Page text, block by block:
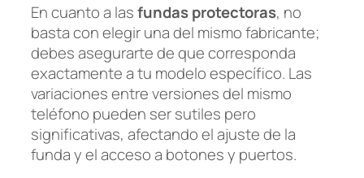
En cuanto a lasfundas protectoras, no
basta con elegir una del mismo fabricante;
debes asegurarte de que corresponda
exactamente a tu modelo específico. Las
variaciones entre versiones del mismo
teléfono pueden ser sutiles pero
significativas, afectando el ajuste de la
funda y el acceso a botones y puertos.